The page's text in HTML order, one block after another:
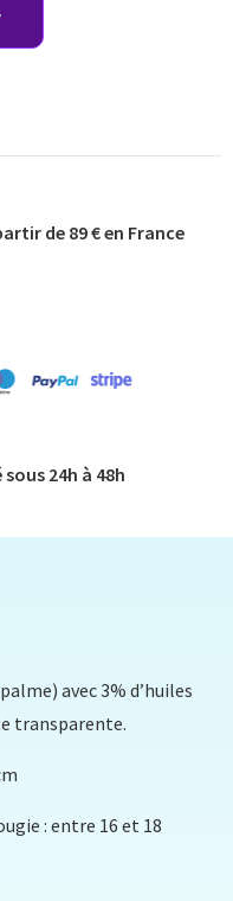
de 89 € en France
24h à 48h​
avec 3% d’huiles
transparente.
: entre 16 et 18